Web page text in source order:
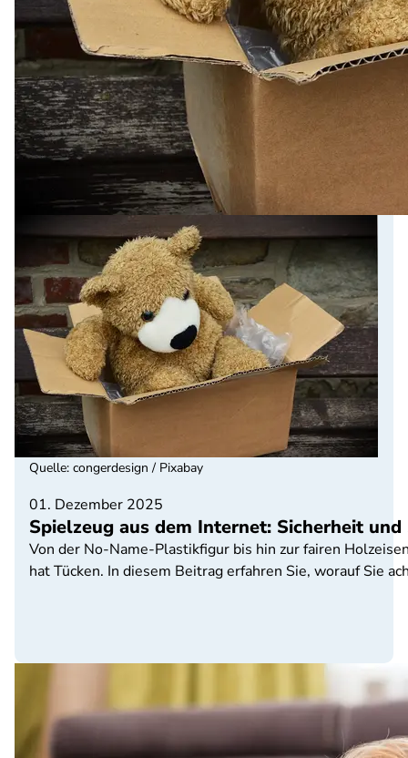
01. Dezember 2025
Spielzeug aus dem Internet: Sicherheit
Von der No-Name-Plastikfigur bis hin zur fairen
hat Tücken. In diesem Beitrag erfahren Sie, worauf Sie
Quelle: congerdesign / Pixabay